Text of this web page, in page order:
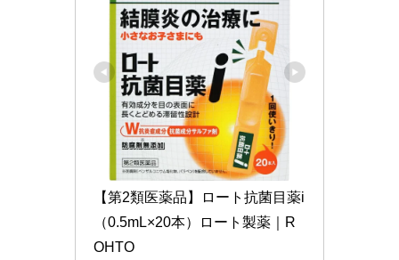
【第2類医薬品】ロート抗菌目薬i
（0.5mL×20本）ロート製薬｜R
OHTO